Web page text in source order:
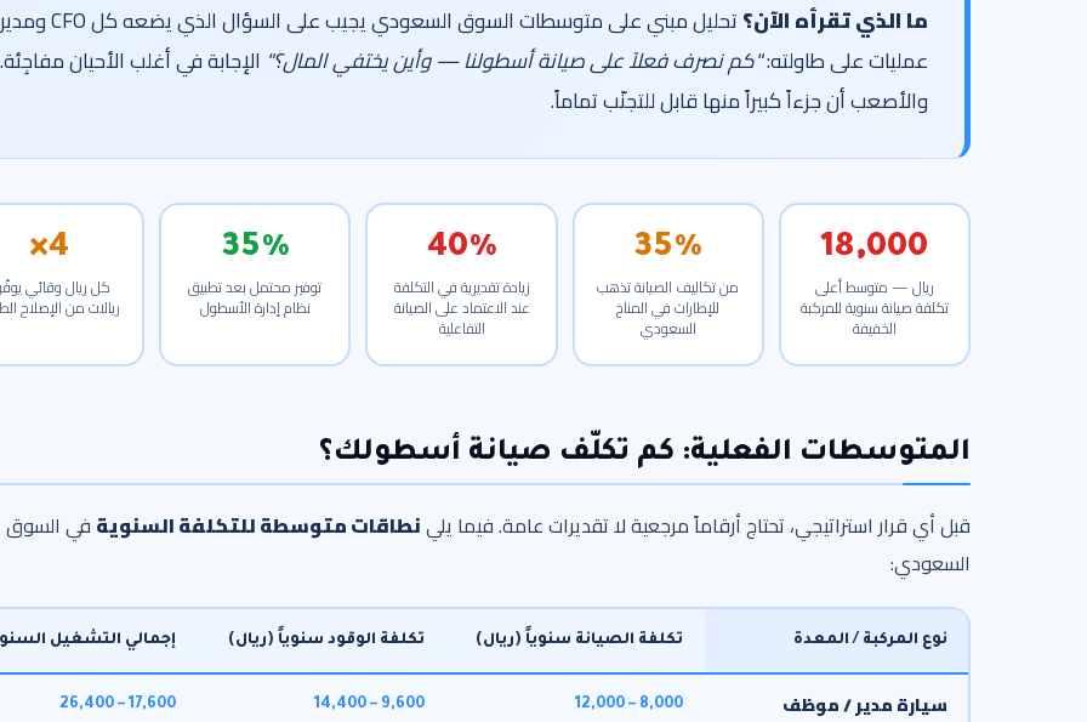
ما الذي تقرأه الآن؟
تحليل مبني على متوسطات السوق السعودي يجيب على السؤال الذي يضعه كل CFO ومدير
عمليات على طاولته:"كم نصرف فعلاً على صيانة أسطولنا — وأين يختفي المال؟" الإجابة في أغلب الأحيان مفاجِئة.
والأصعب أن جزءاً كبيراً منها قابل للتجنّب تماماً.
18,000
ريال — متوسط أعلى
تكلفة صيانة سنوية للمركبة
الخفيفة
35%
من تكاليف الصيانة تذهب
للإطارات في المناخ
السعودي
40%
زيادة تقديرية في التكلفة
عند الاعتماد على الصيانة
التفاعلية
35%
توفير محتمل بعد تطبيق
نظام إدارة الأسطول
4×
ريالات من الإصلاح
المتوسطات الفعلية: كم تكلّف صيانة أسطولك؟
قبل أي قرار استراتيجي، تحتاج أرقاماً مرجعية لا تقديرات عامة. فيما يلينطاقات متوسطة للتكلفة السنوية في السوق
السعودي:
نوع المركبة / المعدة تكلفة الصيانة سنوياً (ريال) تكلفة الوقود سنوياً (ريال) إجمالي التشغيل
سيارة مدير / موظف 8,000 – 12,000
9,600 – 14,400
17,600 – 26,400